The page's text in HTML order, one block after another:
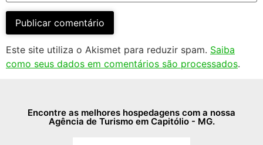
Este site utiliza o Akismet para reduzir spam. Saiba
como seus dados em comentários são processados.
Encontre as melhores hospedagens com a nossa
Agência de Turismo em Capitólio - MG.